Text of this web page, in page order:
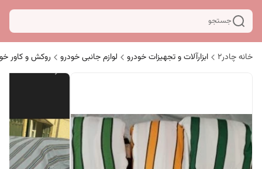
جستجو
خانه چادر۲ ابزارآلات و تجهیزات خودرو لوازم جانبی خودرو روکش و کاور